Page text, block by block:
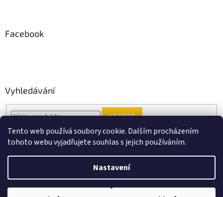
Tento web používá soubory cookie. Dalším procházením
tohoto webu vyjadřujete souhlas s jejich používáním.
Nastavení
Facebook
Vyhledávání
HLEDAT
Copyright 2026Black Point music. Všechna práva vyhrazena.